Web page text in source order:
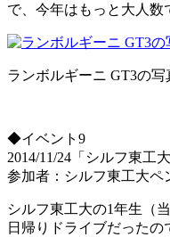
で、今年はもっと大人数
ランボルギーニ GT3の
◆イベント9
2014/11/24「シルフ東工
参加者：シルフ東工大ペ
シルフ東工大の1年生（
日帰りドライブだった